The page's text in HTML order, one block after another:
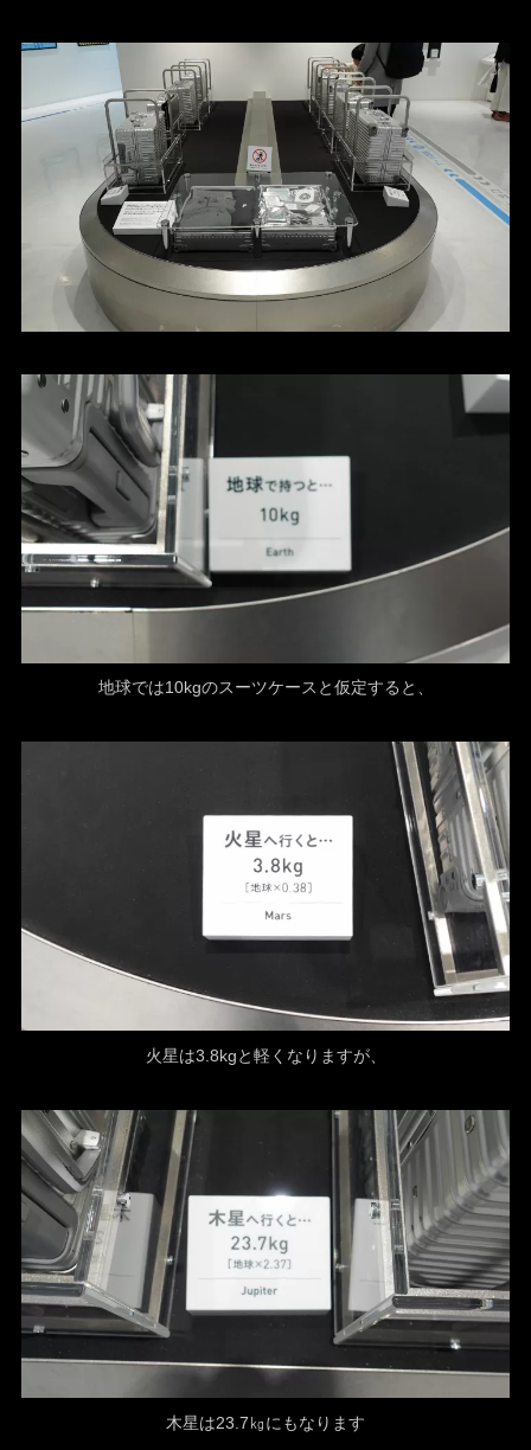
地球では10kgのスーツケースと仮定すると、
火星は3.8kgと軽くなりますが、
木星は23.7㎏にもなります